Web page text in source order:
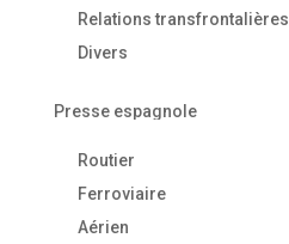
Relations transfrontalières
Divers
Presse espagnole
Routier
Ferroviaire
Aérien